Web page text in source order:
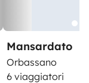
Mansardato
Orbassano
6 viaggiatori